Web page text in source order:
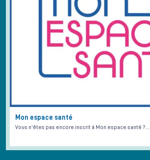
Mon espace santé
Vous n'êtes pas encore inscrit à Mon espace santé ?…